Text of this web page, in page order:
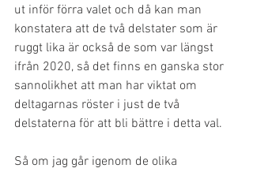
ut inför förra valet och då kan man
konstatera att de två delstater som är
ruggt lika är också de som var längst
ifrån 2020, så det finns en ganska stor
sannolikhet att man har viktat om
deltagarnas röster i just de två
delstaterna för att bli bättre i detta val.
Så om jag går igenom de olika